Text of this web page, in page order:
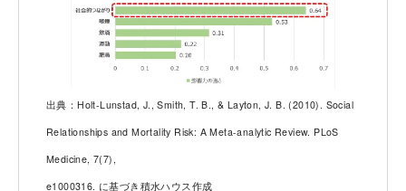
出典：Holt-Lunstad, J., Smith, T. B., & Layton, J. B. (2010). Social
Relationships and Mortality Risk: A Meta-analytic Review. PLoS
Medicine, 7(7),
e1000316. に基づき積水ハウス作成